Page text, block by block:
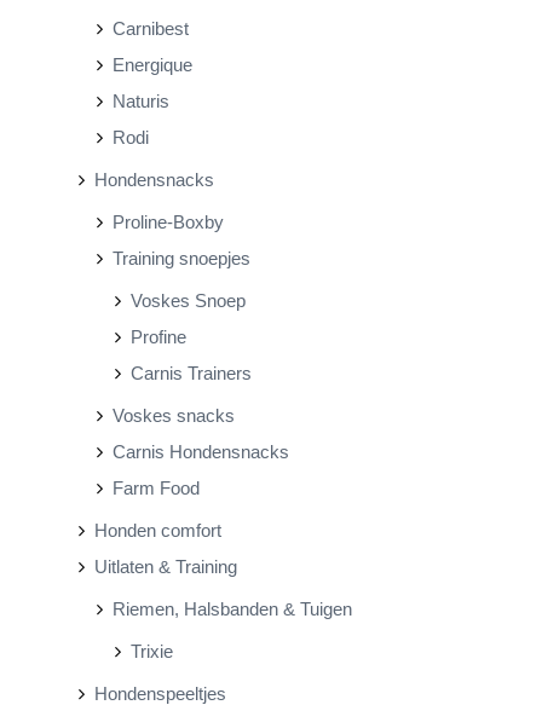
Carnibest
Energique
Naturis
Rodi
Hondensnacks
Proline-Boxby
Training snoepjes
Voskes Snoep
Profine
Carnis Trainers
Voskes snacks
Carnis Hondensnacks
Farm Food
Honden comfort
Uitlaten & Training
Riemen, Halsbanden & Tuigen
Trixie
Hondenspeeltjes